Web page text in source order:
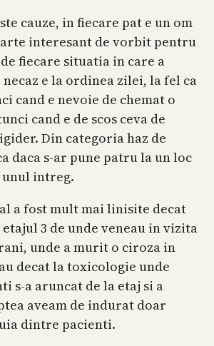
cauze, in fiecare pat e un om
interesant de vorbit pentru
fiecare situatia in care a
necaz e la ordinea zilei, la fel ca
cand e nevoie de chemat o
cand e de scos ceva de
Din categoria haz de
daca s-ar pune patru la un loc
unul intreg.
a fost mult mai linisite decat
3 de unde veneau in vizita
unde a murit o ciroza in
decat la toxicologie unde
s-a aruncat de la etaj si a
aveam de indurat doar
dintre pacienti.